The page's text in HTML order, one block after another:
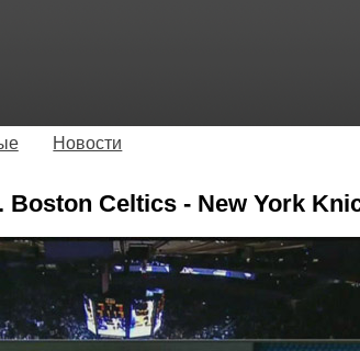
Новости
Boston Celtics - New York